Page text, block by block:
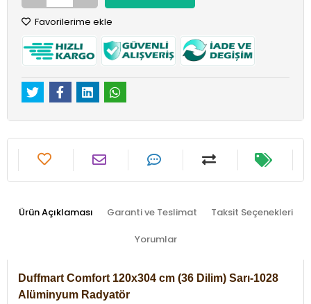
Favorilerime ekle
Ürün Açıklaması Garanti ve Teslimat Taksit Seçenekleri
Yorumlar
Duffmart Comfort 120x304 cm (36 Dilim) Sarı-1028
Alüminyum Radyatör